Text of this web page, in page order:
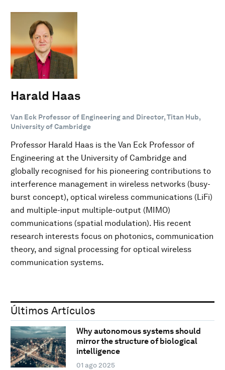
Harald Haas
Van Eck Professor of Engineering and Director, Titan Hub,
University of Cambridge
Professor Harald Haas is the Van Eck Professor of
Engineering at the University of Cambridge and
globally recognised for his pioneering contributions to
interference management in wireless networks (busy-
burst concept), optical wireless communications (LiFi)
and multiple-input multiple-output (MIMO)
communications (spatial modulation). His recent
research interests focus on photonics, communication
theory, and signal processing for optical wireless
communication systems.
Últimos Artículos
Why autonomous systems should
mirror the structure of biological
intelligence
01 ago 2025